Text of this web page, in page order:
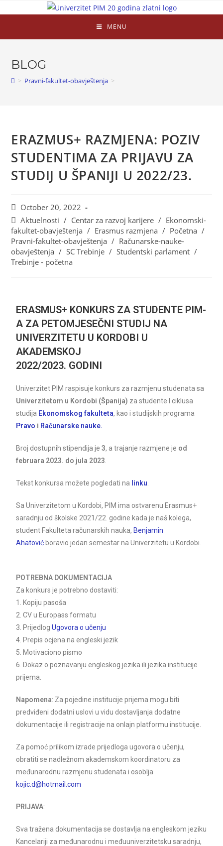
MENU
BLOG
> Pravni-fakultet-obavještenja >
ERAZMUS+ RAZMJENA: POZIV
STUDENTIMA ZA PRIJAVU ZA
STUDIJ U ŠPANIJI U 2022/23.
October 20, 2022
Aktuelnosti / Centar za razvoj karijere / Ekonomski-
fakultet-obavještenja / Erasmus razmjena / Početna /
Pravni-fakultet-obavještenja / Računarske-nauke-
obavještenja / SC Trebinje / Studentski parlament /
Trebinje - početna
ERASMUS+ KONKURS ZA STUDENTE PIM-
A ZA PETOMJESEČNI STUDIJ NA
UNIVERZITETU U KORDOBI U
AKADEMSKOJ
2022/2023. GODINI
Univerzitet PIM raspisuje konkurs za razmjenu studenata sa
Univerzitetom u Kordobi (Španija) za studente I ciklusa
studija Ekonomskog fakulteta, kao i studijskih programa
Pravo i Računarske nauke.
Broj dostupnih stipendijaje3, a trajanje razmjene je od
februara 2023. do jula 2023
Tekst konkursa možete pogledati na linku
Sa Univerzitetom u Kordobi, PIM ima ostvarenu Erasmus+
saradnju od školske 2021/22. godine kada je naš kolega,
student Fakulteta računarskih nauka, Benjamin
Ahatović boravio jedan semestar na Univerzitetu u Kordobi.
POTREBNA DOKUMENTACIJA
Za konkurs je potrebno dostaviti:
1. Kopiju pasoša
2. CV u Europass formatu
3. PrijedlogUgovora o učenju
4. Prepis ocjena na engleski jezik
5. Motivaciono pismo
6. Dokaz o poznavanju engleskog jezika ili jezika institucije
prijema.
Napomena: Za pojedine institucije prijema mogu biti
predviđeni dodatni uslovi u vidu dostavljanja dodatne
dokumentacije ili registracije na onlajn platformu institucije.
Za pomoć prilikom izrade prijedloga ugovora o učenju,
obratiti se nadležnom akademskom koordinatoru za
međunarodnu razmjenu studenata i osoblja
kojic.d@hotmail.com
PRIJAVA:
Sva tražena dokumentacija se dostavlja na engleskom jeziku
Kancelariji za međunarodnu i međuuniverzitetsku saradnju,